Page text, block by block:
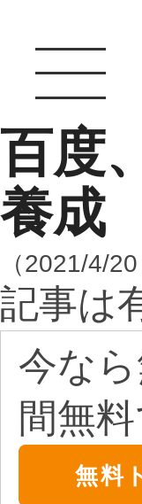
百度
養成
（2021/4/20
記事は
今な
間無
無料